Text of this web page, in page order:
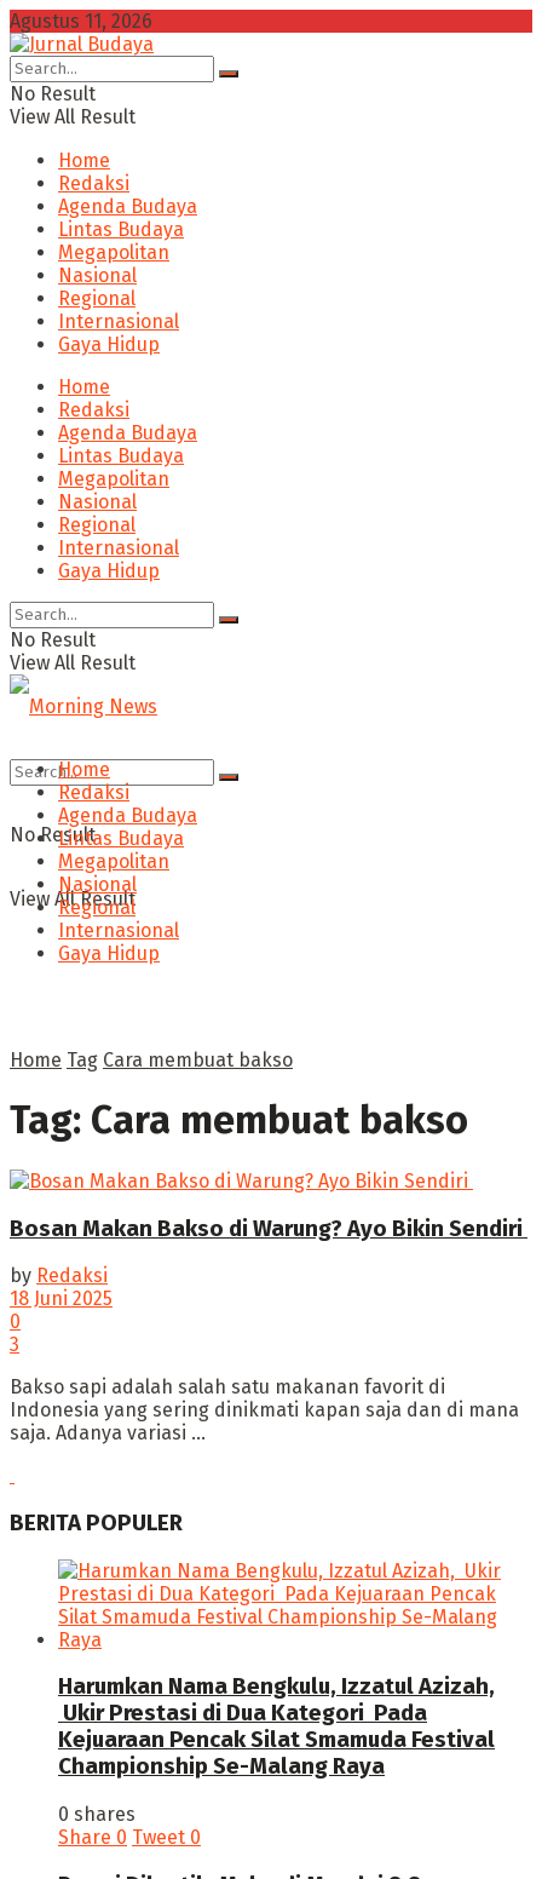
Agustus 11, 2026
No Result
View All Result
Home
Redaksi
Agenda Budaya
Lintas Budaya
Megapolitan
Nasional
Regional
Internasional
Gaya Hidup
Home
Redaksi
Agenda Budaya
Lintas Budaya
Megapolitan
Nasional
Regional
Internasional
Gaya Hidup
No Result
View All Result
No Result
View All Result
Home
Redaksi
Agenda Budaya
Lintas Budaya
Megapolitan
Nasional
Regional
Internasional
Gaya Hidup
Home Tag Cara membuat bakso
Tag: Cara membuat bakso
Bosan Makan Bakso di Warung? Ayo Bikin Sendiri
by Redaksi
18 Juni 2025
0
3
‎Bakso sapi adalah salah satu makanan favorit di
Indonesia yang sering dinikmati kapan saja dan di mana
saja. ‎Adanya variasi ...
BERITA POPULER
Harumkan Nama Bengkulu, Izzatul Azizah,
Ukir Prestasi di Dua Kategori Pada
Kejuaraan Pencak Silat Smamuda Festival
Championship Se-Malang Raya
0 shares
Share 0 Tweet 0